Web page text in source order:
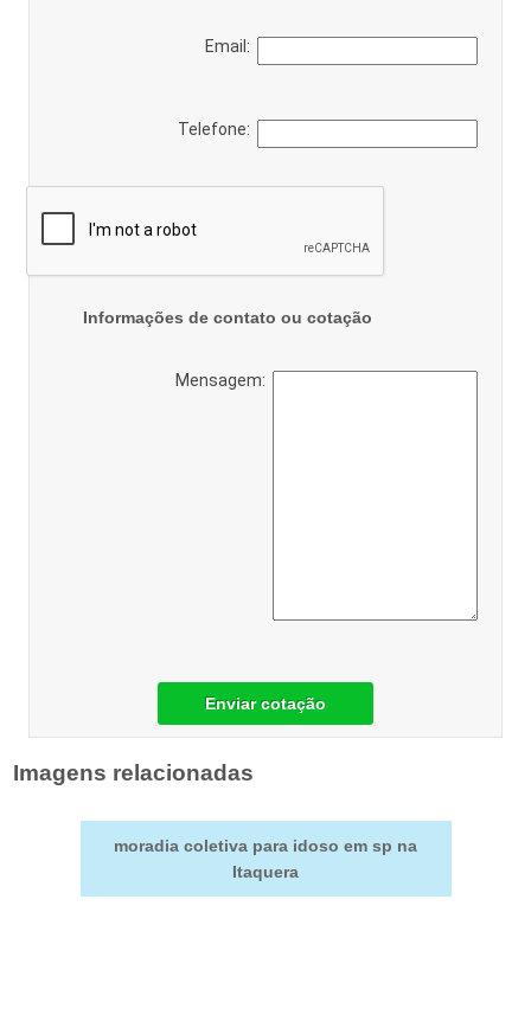
Email:
Telefone:
Informações de contato ou cotação
Mensagem:
Enviar cotação
Imagens relacionadas
moradia coletiva para idoso em sp na
Itaquera